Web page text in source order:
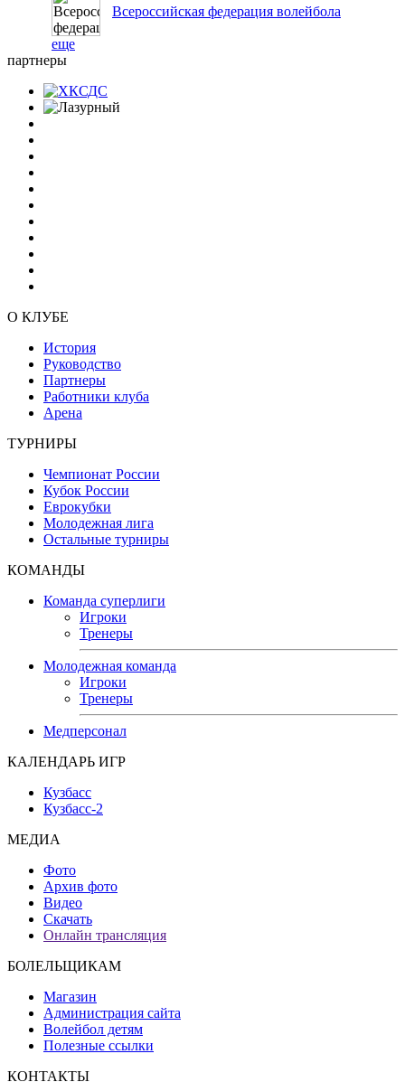
Всероссийская федерация волейбола
еще
партнеры
О КЛУБЕ
История
Руководство
Партнеры
Работники клуба
Арена
ТУРНИРЫ
Чемпионат России
Кубок России
Еврокубки
Молодежная лига
Остальные турниры
КОМАНДЫ
Команда суперлиги
Игроки
Тренеры
Молодежная команда
Игроки
Тренеры
Медперсонал
КАЛЕНДАРЬ ИГР
Кузбасс
Кузбасс-2
МЕДИА
Фото
Архив фото
Видео
Скачать
Онлайн трансляция
БОЛЕЛЬЩИКАМ
Магазин
Администрация сайта
Волейбол детям
Полезные ссылки
КОНТАКТЫ